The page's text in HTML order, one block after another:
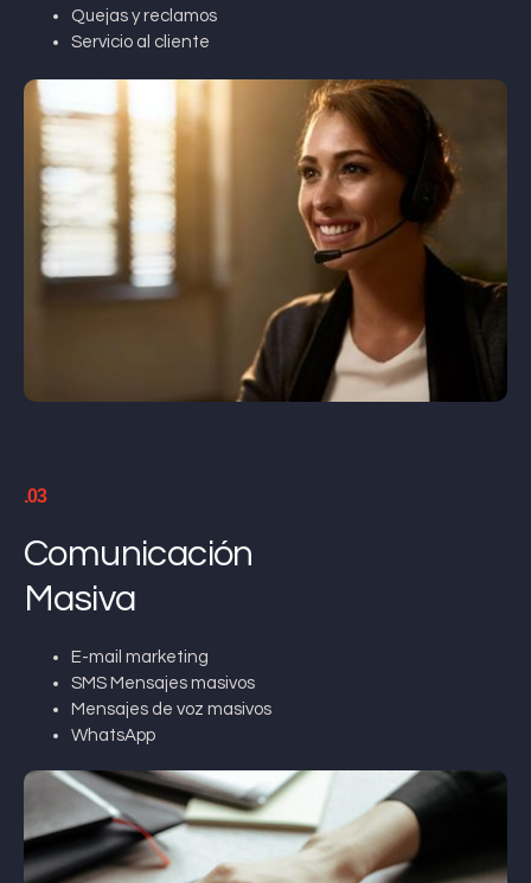
Quejas y reclamos
Servicio al cliente
.03
Comunicación
Masiva
E-mail marketing
SMS Mensajes masivos
Mensajes de voz masivos
WhatsApp